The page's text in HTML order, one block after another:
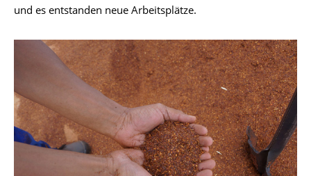
und es entstanden neue Arbeitsplätze.